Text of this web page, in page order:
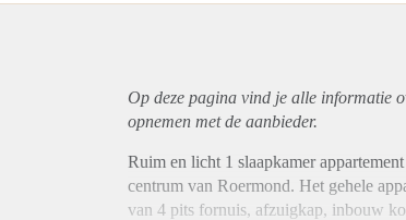
Op deze pagina vind je alle informatie
opnemen met de aanbieder.
Ruim en licht 1 slaapkamer
centrum van Roermond. Het gehele
van 4 pits fornuis, afzuigkap, inbouw